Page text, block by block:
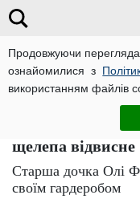
Продовжуючи
ознайомилися з
використанням файлів
Погляд
17-річна
надто
щелепа відвисне
Старша дочка Олі
своїм гардеробом